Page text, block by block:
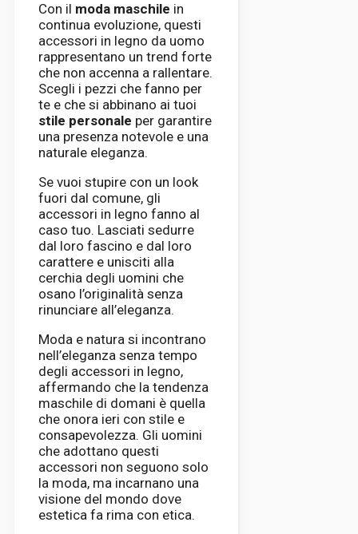
Con il moda maschile in
continua evoluzione, questi
accessori in legno da uomo
rappresentano un trend forte
che non accenna a rallentare.
Scegli i pezzi che fanno per
te e che si abbinano ai tuoi
stile personale per garantire
una presenza notevole e una
naturale eleganza.
Se vuoi stupire con un look
fuori dal comune, gli
accessori in legno fanno al
caso tuo. Lasciati sedurre
dal loro fascino e dal loro
carattere e unisciti alla
cerchia degli uomini che
osano l’originalità senza
rinunciare all’eleganza.
Moda e natura si incontrano
nell’eleganza senza tempo
degli accessori in legno,
affermando che la tendenza
maschile di domani è quella
che onora ieri con stile e
consapevolezza. Gli uomini
che adottano questi
accessori non seguono solo
la moda, ma incarnano una
visione del mondo dove
estetica fa rima con etica.